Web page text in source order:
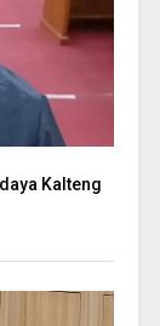
Kalteng